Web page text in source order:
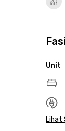
Unit
Lihat